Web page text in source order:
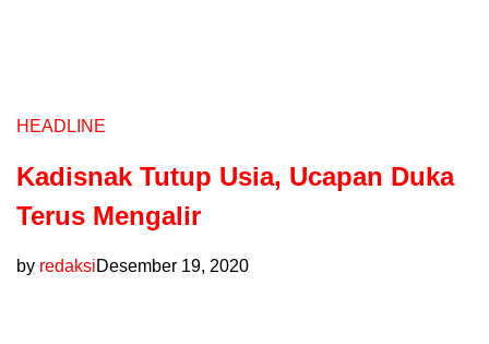
HEADLINE
Kadisnak Tutup Usia, Ucapan Duka
Terus Mengalir
by redaksiDesember 19, 2020